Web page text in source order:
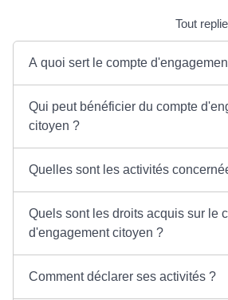
Tout
A quoi sert le compte
Qui peut bénéficier du compte
citoyen ?
Quelles sont les activités
Quels sont les droits acquis sur le
d'engagement citoyen ?
Comment déclarer ses activités ?